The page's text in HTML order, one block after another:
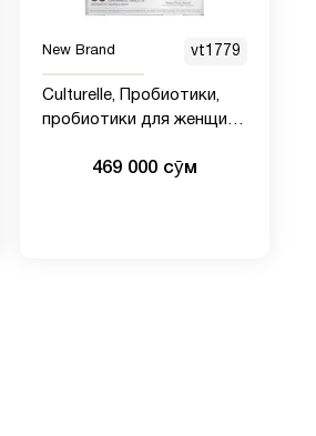
New Brand vt1779
Culturelle, Пробиотики,
пробиотики для женщин,
жевательных таблеток
469 000 сӯм